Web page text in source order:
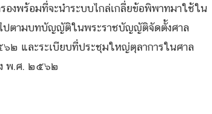
งพร้อมที่จะนำระบบไกล่เกลี่ยข้อพิพาทมาใช้ใน
ไปตามบทบัญญัติในพระราชบัญญัติจัดตั้งศาล
และระเบียบที่ประชุมใหญ่ตุลาการในศาล
ง พ.ศ. ๒๕๖๒